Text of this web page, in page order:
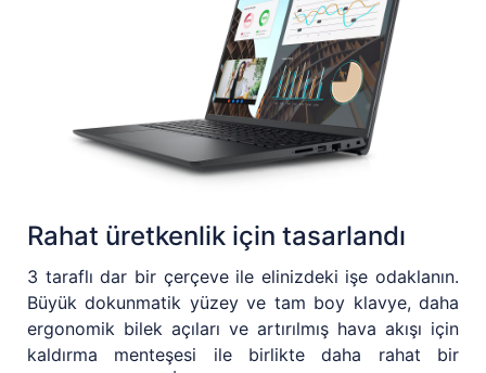
Rahat üretkenlik için tasarlandı
3 taraflı dar bir çerçeve ile elinizdeki işe odaklanın.
Büyük dokunmatik yüzey ve tam boy klavye, daha
ergonomik bilek açıları ve artırılmış hava akışı için
kaldırma menteşesi ile birlikte daha rahat bir